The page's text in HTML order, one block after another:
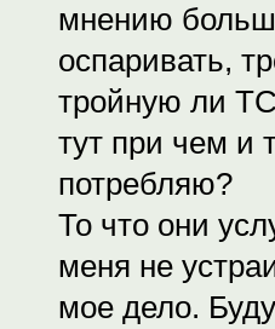
мнению
оспаривать,
тройную ли
тут при чем и
потребляю?
То что они
меня не
мое дело.